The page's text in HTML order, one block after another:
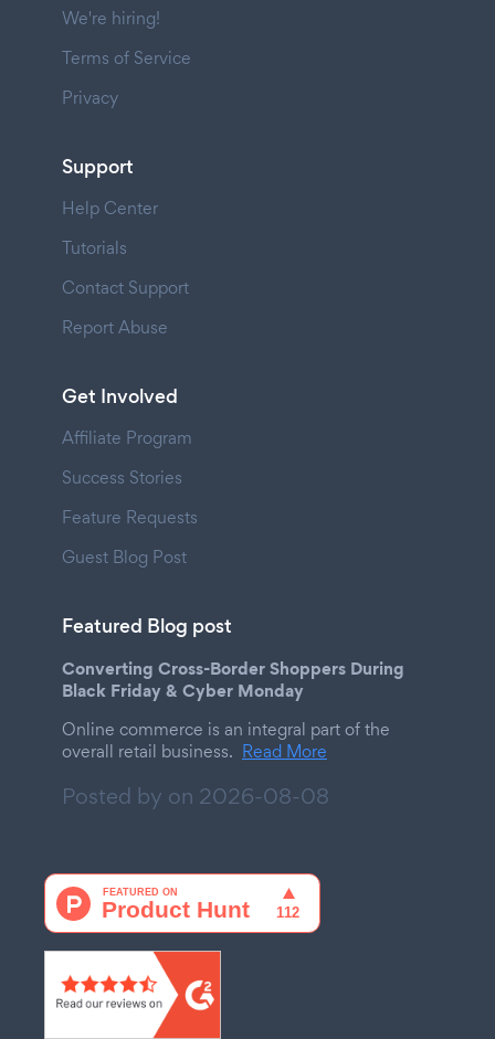
We're hiring!
Terms of Service
Privacy
Support
Help Center
Tutorials
Contact Support
Report Abuse
Get Involved
Affiliate Program
Success Stories
Feature Requests
Guest Blog Post
Featured Blog post
Converting Cross-Border Shoppers During
Black Friday & Cyber Monday
Online commerce is an integral part of the
overall retail business. Read More
Posted by on 2026-08-08